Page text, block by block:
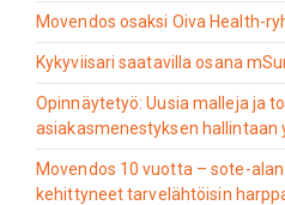
Movendos osaksi Oiva Health-
Kykyviisari saatavilla osana
Opinnäytetyö: Uusia malleja ja
asiakasmenestyksen hallintaan
Movendos 10 vuotta – sote-
kehittyneet tarvelähtöisin